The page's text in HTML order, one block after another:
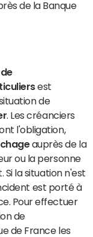
de la Banque
est
de
. Les créanciers
l'obligation,
auprès de la
ou la personne
la situation n'est
est porté à
Pour effectuer
de
de France les